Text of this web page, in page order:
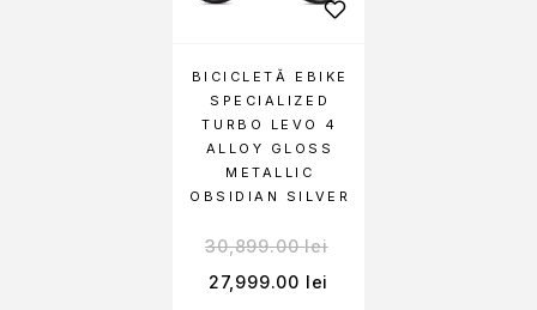
BICICLETĂ EBIKE
SPECIALIZED
TURBO LEVO 4
ALLOY GLOSS
METALLIC
OBSIDIAN SILVER
30,899.00lei
27,999.00 lei